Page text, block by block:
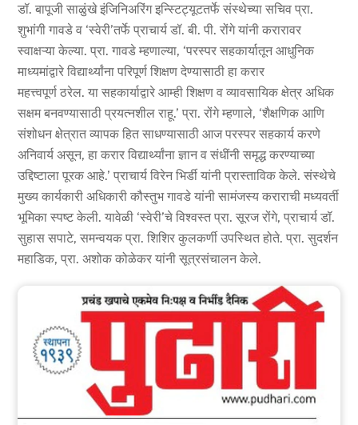
डॉ. बापूजी साळुंखे इंजिनिअरिंग इन्स्टिट्यूटतर्फे संस्थेच्या सचिव प्रा.
शुभांगी गावडे व ‘स्वेरी’तर्फे प्राचार्य डॉ. बी. पी. रोंगे यांनी करारावर
स्वाक्षऱ्या केल्या. प्रा. गावडे म्हणाल्या, ‘परस्पर सहकार्यातून आधुनिक
माध्यमांद्वारे विद्यार्थ्यांना परिपूर्ण शिक्षण देण्यासाठी हा करार
महत्त्वपूर्ण ठरेल. या सहकार्याद्वारे आम्ही शिक्षण व व्यावसायिक क्षेत्र अधिक
सक्षम बनवण्यासाठी प्रयत्नशील राहू.’ प्रा. रोंगे म्हणाले, ‘शैक्षणिक आणि
संशोधन क्षेत्रात व्यापक हित साधण्यासाठी आज परस्पर सहकार्य करणे
अनिवार्य असून, हा करार विद्यार्थ्यांना ज्ञान व संधींनी समृद्ध करण्याच्या
उद्दिष्टाला पूरक आहे.’ प्राचार्य विरेन भिर्डी यांनी प्रास्ताविक केले. संस्थेचे
मुख्य कार्यकारी अधिकारी कौस्तुभ गावडे यांनी सामंजस्य कराराची मध्यवर्ती
भूमिका स्पष्ट केली. यावेळी ‘स्वेरी’चे विश्वस्त प्रा. सूरज रोंगे, प्राचार्य डॉ.
सुहास सपाटे, समन्वयक प्रा. शिशिर कुलकर्णी उपस्थित होते. प्रा. सुदर्शन
महाडिक, प्रा. अशोक कोळेकर यांनी सूत्रसंचालन केले.